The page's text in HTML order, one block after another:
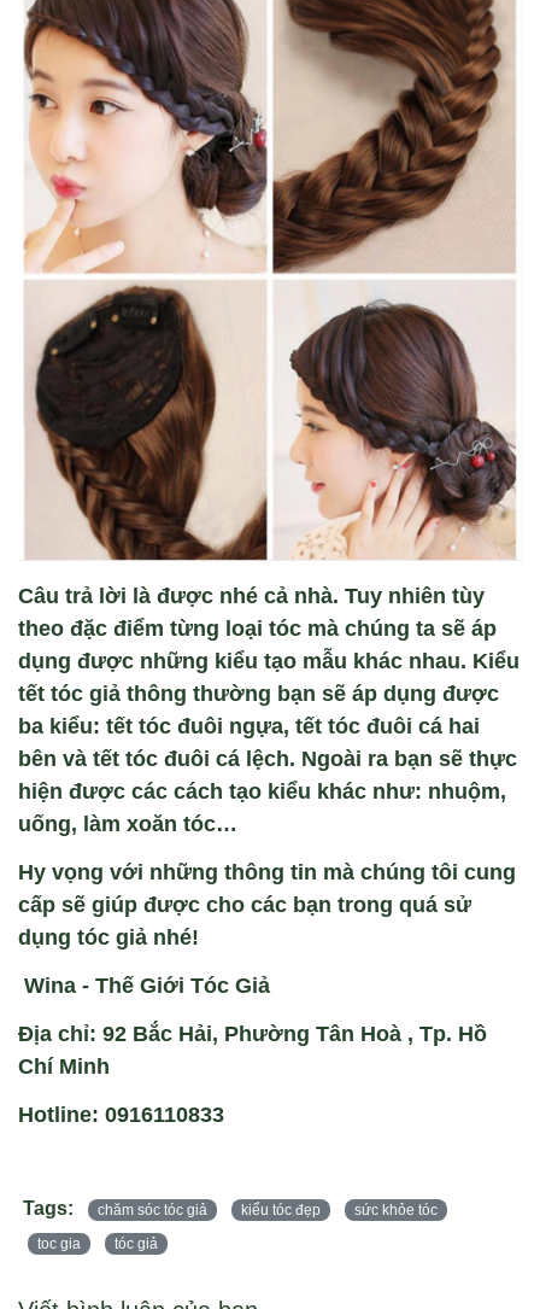
Câu trả lời là được nhé cả nhà. Tuy nhiên tùy
theo đặc điểm từng loại tóc mà chúng ta sẽ áp
dụng được những kiểu tạo mẫu khác nhau. Kiểu
tết tóc giả thông thường bạn sẽ áp dụng được
ba kiểu: tết tóc đuôi ngựa, tết tóc đuôi cá hai
bên và tết tóc đuôi cá lệch. Ngoài ra bạn sẽ thực
hiện được các cách tạo kiểu khác như: nhuộm,
uống, làm xoăn tóc…
Hy vọng với những thông tin mà chúng tôi cung
cấp sẽ giúp được cho các bạn trong quá sử
dụng tóc giả nhé!
Wina - Thế Giới Tóc Giả
Địa chỉ: 92 Bắc Hải, Phường Tân Hoà , Tp. Hồ
Chí Minh
Hotline: 0916110833
Tags: chăm sóc tóc giả kiểu tóc đẹp
sức khỏe tóc
toc gia
tóc giả